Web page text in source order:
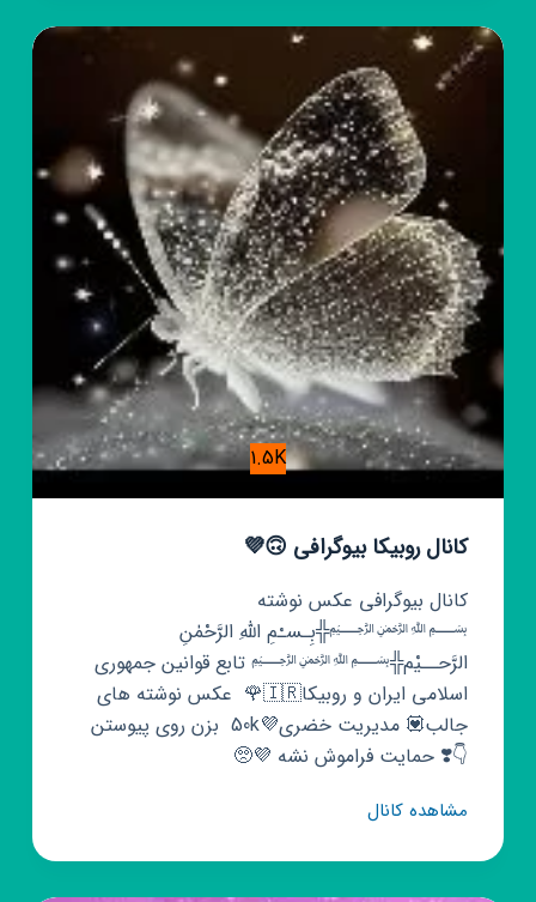
نوشته
1.5K
کانال روبیکا بیوگرافی 🙃💜
کانال بیوگرافی عکس نوشته
﷽╬بِـسـْمِ اللّٰهِ الرَّحْمٰنِ
الرَّحــیْم╬﷽ تابع قوانین جمهوری
اسلامی ایران و روبیکا🇮🇷🌹 ‌ عکس نوشته های
جالب💟 مدیریت خضری💜50k ‌ بزن روی پیوستن
👇❣️ حمایت فراموش نشه 💜🥺
مشاهده کانالکانال
بیوگرافی